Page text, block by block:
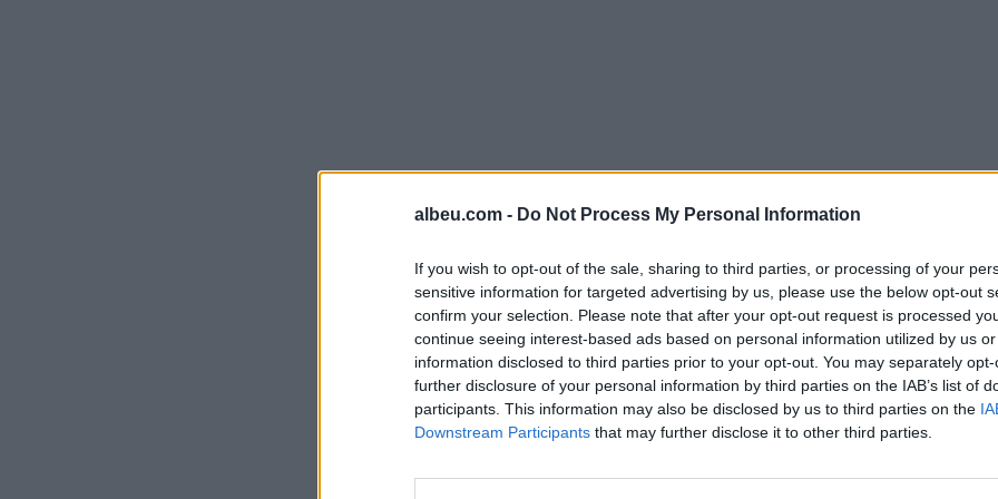
albeu.com - Do Not Process My Personal Information
If you wish to opt-out of the sale, sharing to third parties, or processing of your
sensitive information for targeted advertising by us, please use the below opt-out
confirm your selection. Please note that after your opt-out request is processed
continue seeing interest-based ads based on personal information utilized by us
information disclosed to third parties prior to your opt-out. You may separately
further disclosure of your personal information by third parties on the IAB’s list of
participants. This information may also be disclosed by us to third parties on the
Downstream Participants that may further disclose it to other third parties.